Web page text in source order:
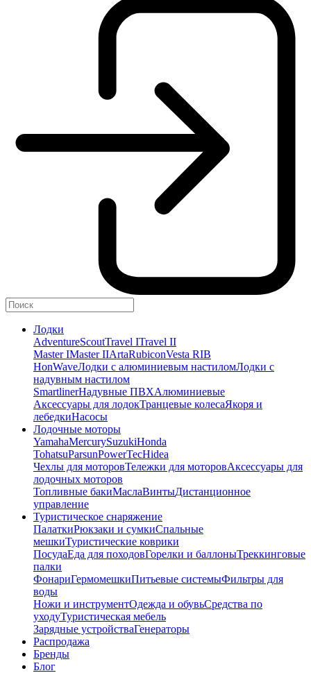
Лодки
AdventureScoutTravel ITravel II
Master IMaster IIArtaRubiconVesta RIB
HonWaveЛодки с алюминиевым настиломЛодки с
надувным настилом
SmartlinerНадувные ПВХАлюминиевые
Аксессуары для лодокТранцевые колесаЯкоря и
лебедкиНасосы
Лодочные моторы
YamahaMercurySuzukiHonda
TohatsuParsunPowerTecHidea
Чехлы для моторовТележки для моторовАксессуары для
лодочных моторов
Топливные бакиМаслаВинтыДистанционное
управление
Туристическое снаряжение
ПалаткиРюкзаки и сумкиСпальные
мешкиТуристические коврики
ПосудаЕда для походовГорелки и баллоныТреккинговые
палки
ФонариГермомешкиПитьевые системыФильтры для
воды
Ножи и инструментОдежда и обувьСредства по
уходуТуристическая мебель
Зарядные устройстваГенераторы
Распродажа
Бренды
Блог